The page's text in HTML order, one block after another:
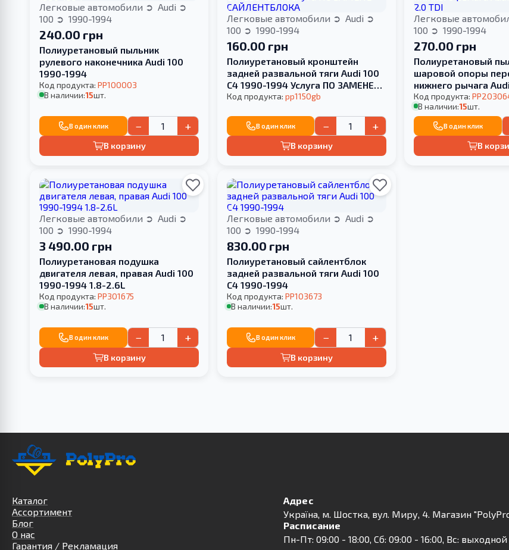
Легковые автомобили
Audi
100
1990-1994
240.00 грн
Полиуретановый пыльник
рулевого наконечника Audi 100
1990-1994
Код продукта:PP100003
В наличии:15шт.
В один клик − +
В корзину
Легковые автомобили
Audi
100
1990-1994
160.00 грн
Полиуретановый кронштейн
задней развальной тяги Audi 100
С4 1990-1994 Услуга ПО ЗАМЕНЕ
САЙЛЕНТБЛОКА
Код продукта: pp1150gb
В один клик − +
В корзину
Легковые
100
1990-1994
270.00 грн
Полиуретановый
шаровой опоры
нижнего рычага
1994 2.0 TDI
Код продукта:
В наличии:15шт.
В один клик
В
Легковые автомобили
Audi
100
1990-1994
3 490.00 грн
Полиуретановая подушка
двигателя левая, правая Audi 100
1990-1994 1.8-2.6L
Код продукта:PP301675
В наличии:15шт.
В один клик − +
В корзину
Легковые автомобили
Audi
100
1990-1994
830.00 грн
Полиуретановый сайлентблок
задней развальной тяги Audi 100
С4 1990-1994
Код продукта: PP103673
В наличии:15шт.
В один клик − +
В корзину
Каталог
Ассортимент
Блог
О нас
Гарантия / Рекламация
Адрес
Українa, м. Шостка, вул. Миру, 4. Магазин
Расписание
Пн-Пт: 09:00 - 18:00, Сб: 09:00 - 16:00, Вс: выходной